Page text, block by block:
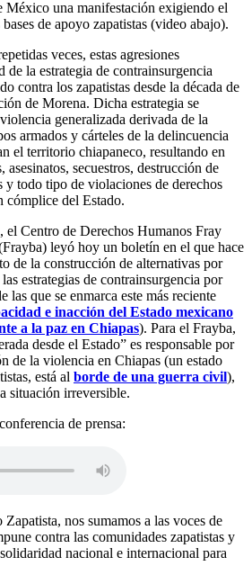
México una manifestación exigiendo el
de apoyo zapatistas (video abajo).
veces, estas agresiones
de la estrategia de contrainsurgencia
contra los zapatistas desde la década de
de Morena. Dicha estrategia se
generalizada derivada de la
armados y cárteles de la delincuencia
el territorio chiapaneco, resultando en
asesinatos, secuestros, destrucción de
todo tipo de violaciones de derechos
cómplice del Estado.
el Centro de Derechos Humanos Fray
leyó hoy un boletín en el que hace
de la construcción de alternativas por
estrategias de contrainsurgencia por
las que se enmarca este más reciente
e inacción del Estado mexicano
a la paz en Chiapas). Para el Frayba,
desde el Estado” es responsable por
de la violencia en Chiapas (un estado
está al borde de una guerra civil),
situación irreversible.
de prensa:
nos sumamos a las voces de
contra las comunidades zapatistas y
nacional e internacional para